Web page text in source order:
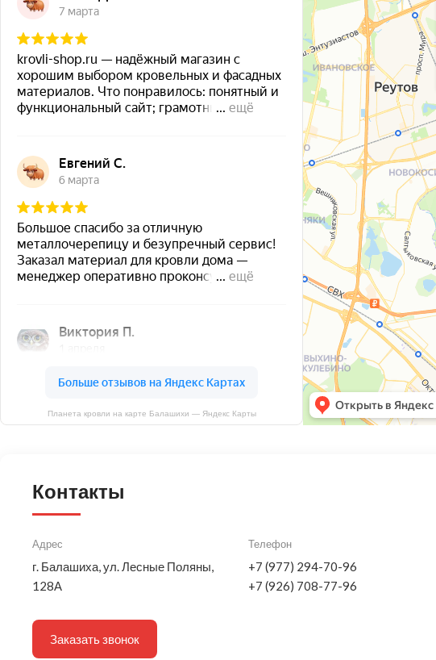
Планета кровли на карте Балашихи — Яндекс Карты
Контакты
Адрес
г. Балашиха, ул. Лесные Поляны,
128А
Телефон
+7 (977) 294-70-96
+7 (926) 708-77-96
Заказать звонок